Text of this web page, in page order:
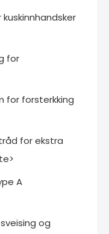
for
for forsterkking
for ekstra
A
og